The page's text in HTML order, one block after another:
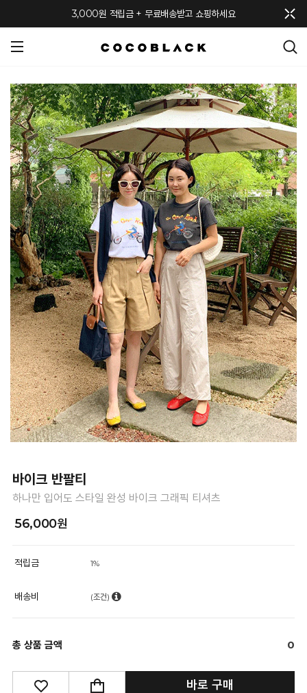
3,000원 적립금 + 무료배송받고 쇼핑하세요
바이크 반팔티
하나만 입어도 스타일 완성 바이크 그래픽 티셔츠
56,000원
적립금 1%
배송비 (조건)
총 상품 금액 0
바로 구매